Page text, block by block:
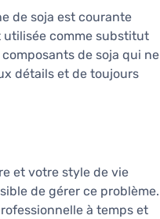
de soja est courante
utilisée comme substitut
de soja qui ne
détails et de toujours
et votre style de vie
de gérer ce problème.
à temps et